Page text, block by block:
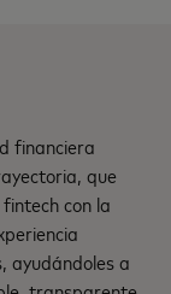
financiera
que
con la
ayudándoles a